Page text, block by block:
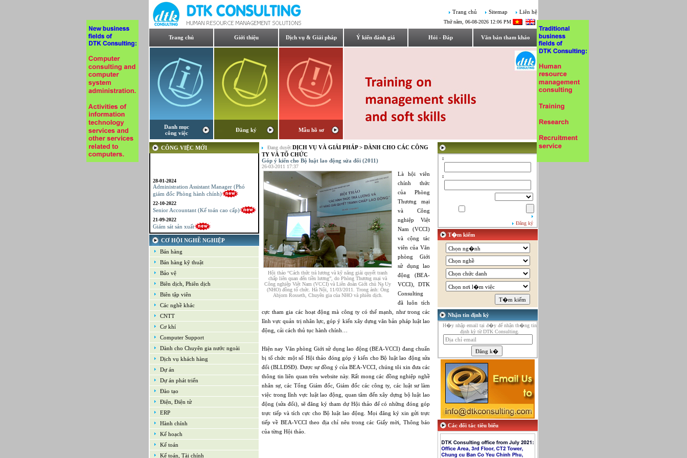
Trang chủ Sitemap Liên hệ
Thứ năm, 06-08-2026 12:06 PM
Trang chủ Giới thiệu Dịch vụ & Giải pháp
Danh mục
công việc
Đăng ký Mẫu hồ sơ
Ý kiến đánh giá Hỏi - Đáp Văn bản tham khảo
CÔNG VIỆC MỚI
Administration Assistant Manager (Phó
giám đốc Phòng hành chính)
Senior Accountant (Kế toán cao cấp)
Giám sát sản xuất
21-09-2022
Kế toán tổng hợp – Thuế
16-09-2022
Nhân viên cao cấp NPD - Phát triển sản
phẩm mới
16-09-2022
Giám sát Mua hàng
16-09-2022
Chuyên viên CNTT /Bộ phận Hỗ trợ & Hệ
thống
16-09-2022
Trưởng bộ phận Kho
CƠ HỘI NGHỀ NGHIỆP
Bán hàng
Bán hàng kỹ thuật
Bảo vệ
Biên dịch, Phiên dịch
Biên tập viên
Các nghề khác
CNTT
Cơ khí
Computer Support
Dành cho Chuyên gia nước ngoài
Dịch vụ khách hàng
Dự án
Dự án phát triển
Đào tạo
Điện, Điện tử
ERP
Hành chính
Kế hoạch
Kế toán
Kế toán, Tài chính
Đang duyệt:DỊCH VỤ VÀ GIẢI PHÁP> DÀNH CHO CÁC CÔNG
TY VÀ TỔ CHỨC
Góp ý kiến cho Bộ luật lao động sửa đổi (2011)
26-03-2011 17:37
Hội thảo “Cách thức trả lương và kỹ năng giải quyết tranh
chấp liên quan đến tiền lương”, do Phòng Thương mại và
Công nghiệp Việt Nam (VCCI) và Liên đoàn Giới chủ Na Uy
(NHO) đồng tổ chức. Hà Nội, 11/03/2011. Trong ảnh: Ông
Abjorn Rosseth, Chuyên gia của NHO và phiên dịch.
Là hội viên
chính thức
của Phòng
Thương mại
và Công
nghiệp Việt
Nam (VCCI)
và cộng tác
viên của Văn
phòng Giới
sử dụng lao
động (BEA-
VCCI), DTK
Consulting
đã luôn tích
cực tham gia các hoạt động mà công ty có thế mạnh, như trong các
lĩnh vực quản trị nhân lực, góp ý kiến xây dựng văn bản pháp luật lao
động, cải cách thủ tục hành chính…
Hiện nay Văn phòng Giới sử dụng lao động (BEA-VCCI) đang chuẩn
bị tổ chức một số Hội thảo đóng góp ý kiến cho Bộ luật lao động sửa
đổi (BLLĐSĐ). Được sự đồng ý của BEA-VCCI, chúng tôi xin đưa các
thông tin liên quan trên website này. Rất mong các đồng nghiệp nghề
nhân sự, các Tổng Giám đốc, Giám đốc các công ty, các luật sư làm
việc trong lĩnh vực luật lao động, quan tâm đến xây dựng bộ luật lao
động (sửa đổi), sẽ đăng ký tham dự Hội thảo để có những đóng góp
trực tiếp và tích cực cho Bộ luật lao động. Mọi đăng ký xin gửi trực
tiếp về BEA-VCCI theo địa chỉ nêu trong các Giấy mời, Thông báo
của từng Hội thảo.
:
:
Đăng ký
T�m kiếm
Nhận tin định kỳ
H�y nhập email tại đ�y để nhận th�ng tin
định kỳ từ DTK Consulting.
Các đối tác tiêu biểu